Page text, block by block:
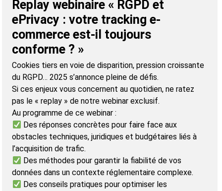
Replay webinaire « RGPD et
ePrivacy : votre tracking e-
commerce est-il toujours
conforme ? »
Cookies tiers en voie de disparition, pression croissante
du RGPD… 2025 s’annonce pleine de défis.
Si ces enjeux vous concernent au quotidien, ne ratez
pas le « replay » de notre webinar exclusif.
Au programme de ce webinar :
Des réponses concrètes pour faire face aux
obstacles techniques, juridiques et budgétaires liés à
l’acquisition de trafic.
Des méthodes pour garantir la fiabilité de vos
données dans un contexte réglementaire complexe.
Des conseils pratiques pour optimiser les